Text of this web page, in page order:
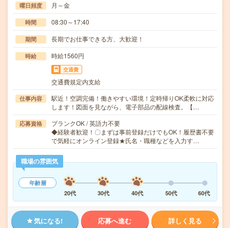
曜日頻度 月～金
時間 08:30～17:40
期間 長期でお仕事できる方、大歓迎！
時給 時給1560円
交通費
交通費規定内支給
仕事内容
駅近！空調完備！働きやすい環境！定時帰りOK柔軟に対応
します！図面を見ながら、電子部品の配線検査。【…
応募資格
ブランクOK / 英語力不要
◆経験者歓迎！〇まずは事前登録だけでもOK！履歴書不要
で気軽にオンライン登録★氏名・職種などを入力す…
職場の雰囲気
年齢層
20代
30代 40代 50代 60代
気になる! 応募へ進む 詳しく見る